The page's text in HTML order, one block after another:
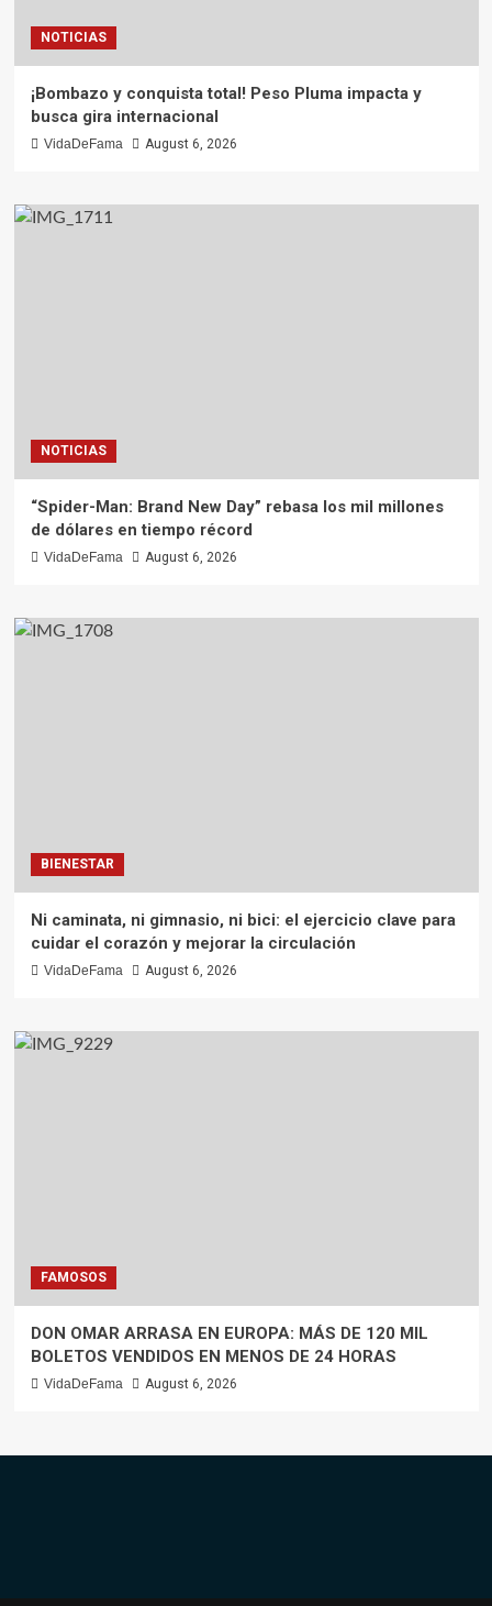
NOTICIAS
¡Bombazo y conquista total! Peso Pluma impacta y
busca gira internacional
VidaDeFama August 6, 2026
NOTICIAS
“Spider-Man: Brand New Day” rebasa los mil millones
de dólares en tiempo récord
VidaDeFama August 6, 2026
BIENESTAR
Ni caminata, ni gimnasio, ni bici: el ejercicio clave para
cuidar el corazón y mejorar la circulación
VidaDeFama August 6, 2026
FAMOSOS
DON OMAR ARRASA EN EUROPA: MÁS DE 120 MIL
BOLETOS VENDIDOS EN MENOS DE 24 HORAS
VidaDeFama August 6, 2026